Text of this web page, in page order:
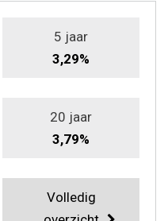
5 jaar
3,29%
20 jaar
3,79%
Volledig